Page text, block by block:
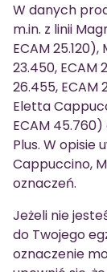
W danych
m.in. z linii
ECAM
23.450, ECAM
26.455, ECAM
Eletta
ECAM
Plus. W opisie
Cappuccino,
oznaczeń.
Jeżeli nie
do Twojego
oznaczenie